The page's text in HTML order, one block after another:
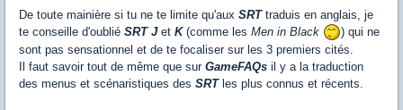
De toute mainière si tu ne te limite qu'aux SRTtraduis en anglais, je
te conseille d'oublié SRT J et K(comme les Men in Black
) qui ne
sont pas sensationnel et de te focaliser sur les 3 premiers cités.
Il faut savoir tout de même que sur GameFAQs il y a la traduction
des menus et scénaristiques des SRTles plus connus et récents.